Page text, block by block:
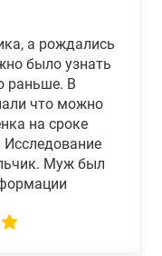
а рождались
было узнать
раньше. В
что можно
на сроке
Исследование
Муж был